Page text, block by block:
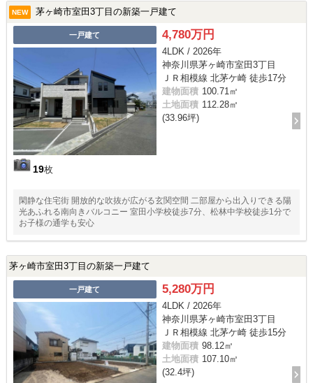
NEW 茅ヶ崎市室田3丁目の新築一戸建て
一戸建て
19枚
4,780万円
4LDK / 2026年
神奈川県茅ヶ崎市室田3丁目
ＪＲ相模線 北茅ケ崎 徒歩17分
建物面積 100.71㎡
土地面積 112.28㎡
(33.96坪)
閑静な住宅街 開放的な吹抜が広がる玄関空間 二部屋から出入りできる陽
光あふれる南向きバルコニー 室田小学校徒歩7分、松林中学校徒歩1分で
お子様の通学も安心
茅ヶ崎市室田3丁目の新築一戸建て
一戸建て 5,280万円
4LDK / 2026年
神奈川県茅ヶ崎市室田3丁目
ＪＲ相模線 北茅ケ崎 徒歩15分
建物面積 98.12㎡
土地面積 107.10㎡
(32.4坪)